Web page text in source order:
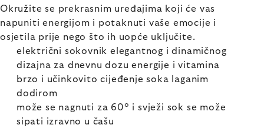
Okružite se prekrasnim uređajima koji će vas
napuniti energijom i potaknuti vaše emocije i
osjetila prije nego što ih uopće uključite.
električni sokovnik elegantnog i dinamičnog
dizajna za dnevnu dozu energije i vitamina
brzo i učinkovito cijeđenje soka laganim
dodirom
može se nagnuti za 60° i svježi sok se može
sipati izravno u čašu